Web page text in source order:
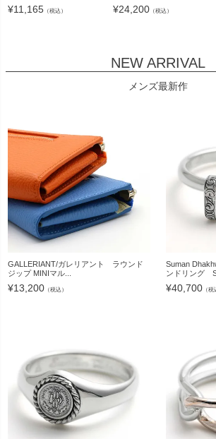
¥11,165 （税込） ¥24,200 （税込）
NEW ARRIVAL
メンズ最新作
GALLERIANT/ガレリアント ラウンド
ジップ MINIマル...
¥13,200 （税込）
Suman
ンドリング
¥40,700 （税